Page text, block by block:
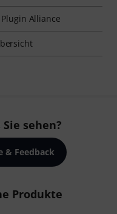
Alliance
sehen?
& Feedback
Produkte